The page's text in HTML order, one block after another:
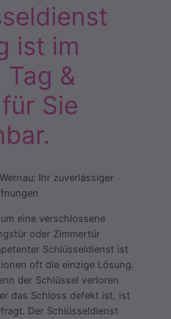
ist im
&
Sie
Ihr zuverlässiger
eine verschlossene
oder Zimmertür
Schlüsseldienst ist
oft die einzige Lösung.
der Schlüssel verloren
das Schloss defekt ist, ist
Der Schlüsseldienst